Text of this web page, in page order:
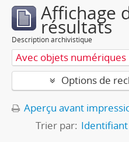
Affichage
résultats
Description archivistique
Avec objets numériques
Options de
Aperçu avant
Trier par: Identifiant